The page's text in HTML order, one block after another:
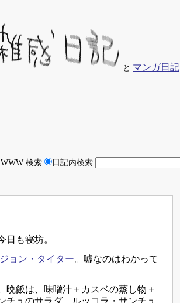
と マンガ日記
WWW 検索 日記内検索
も寝坊。
ョン・タイター。嘘なのはわかって
飯は、味噌汁＋カスベの蒸し物＋